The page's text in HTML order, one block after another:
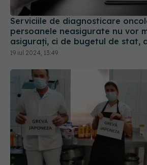
Serviciile de diagnosticare
persoanele neasigurate nu vor
asigurați, ci de bugetul de stat,
19 iul 2024, 13:49